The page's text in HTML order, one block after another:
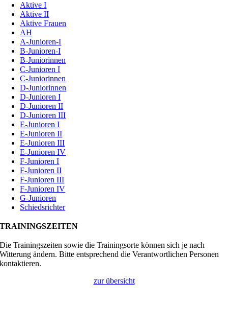
Aktive I
Aktive II
Aktive Frauen
AH
A-Junioren-I
B-Junioren-I
B-Juniorinnen
C-Junioren I
C-Juniorinnen
D-Juniorinnen
D-Junioren I
D-Junioren II
D-Junioren III
E-Junioren I
E-Junioren II
E-Junioren III
E-Junioren IV
F-Junioren I
F-Junioren II
F-Junioren III
F-Junioren IV
G-Junioren
Schiedsrichter
TRAININGSZEITEN
Die Trainingszeiten sowie die Trainingsorte können sich je nach
Witterung ändern. Bitte entsprechend die Verantwortlichen Personen
kontaktieren.
zur übersicht